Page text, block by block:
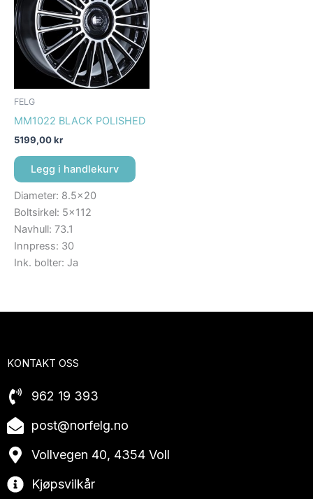
FELG
MM1022 BLACK POLISHED
5199,00kr
Legg i handlekurv
Diameter: 8.5×20
Boltsirkel: 5×112
Navhull: 73.1
Innpress: 30
Ink. bolter: Ja
KONTAKT OSS
962 19 393
post@norfelg.no
Vollvegen 40, 4354 Voll
Kjøpsvilkår